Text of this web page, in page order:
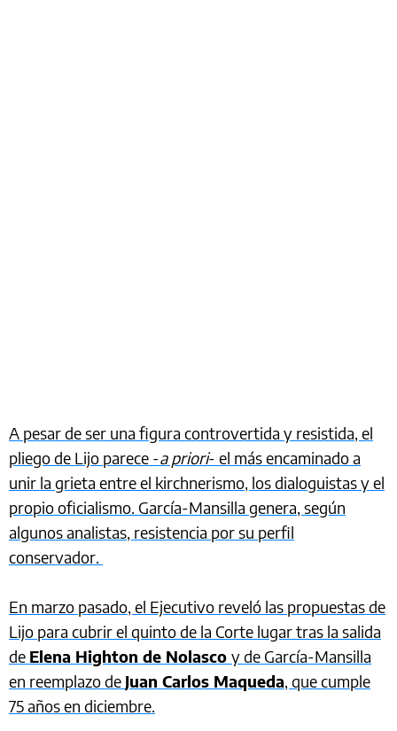
A pesar de ser una figura controvertida y resistida, el
pliego de Lijo parece -a priori- el más encaminado a
unir la grieta entre el kirchnerismo, los dialoguistas y el
propio oficialismo. García-Mansilla genera, según
algunos analistas, resistencia por su perfil
conservador.
En marzo pasado, el Ejecutivo reveló las propuestas de
Lijo para cubrir el quinto de la Corte lugar tras la salida
de Elena Highton de Nolasco y de García-Mansilla
en reemplazo de Juan Carlos Maqueda, que cumple
75 años en diciembre.